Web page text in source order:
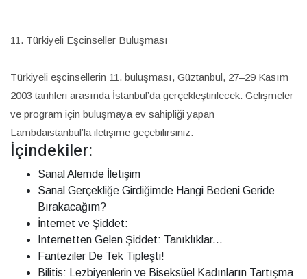
11. Türkiyeli Eşcinseller Buluşması
Türkiyeli eşcinsellerin 11. buluşması, Güztanbul, 27–29 Kasım
2003 tarihleri arasında İstanbul’da gerçekleştirilecek. Gelişmeler
ve program için buluşmaya ev sahipliği yapan
Lambdaistanbul’la iletişime geçebilirsiniz.
İçindekiler:
Sanal Alemde İletişim
Sanal Gerçekliğe Girdiğimde Hangi Bedeni Geride
Bırakacağım?
İnternet ve Şiddet:
Internetten Gelen Şiddet: Tanıklıklar...
Fanteziler De Tek Tipleşti!
Bilitis: Lezbiyenlerin ve Biseksüel Kadınların Tartışma